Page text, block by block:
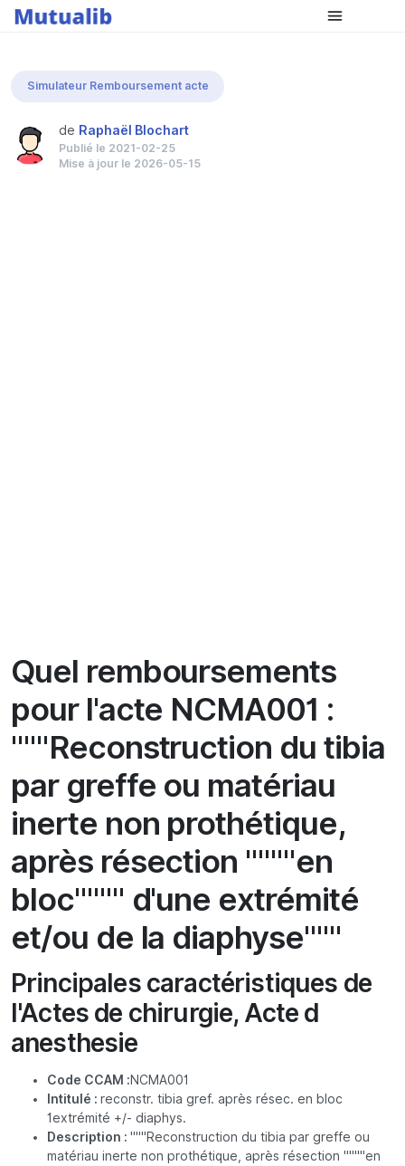
Comparer les mutuelles
Simulateur Remboursement acte
de Raphaël Blochart
Publié le 2021-02-25
Mise à jour le 2026-05-15
Quel remboursements
pour l'acte NCMA001 :
"""Reconstruction du tibia
par greffe ou matériau
inerte non prothétique,
après résection """"en
bloc"""" d'une extrémité
et/ou de la diaphyse"""
Principales caractéristiques de
l'Actes de chirurgie, Acte d
anesthesie
Code CCAM :NCMA001
Intitulé : reconstr. tibia gref. après résec. en bloc
1extrémité +/- diaphys.
Description : """Reconstruction du tibia par greffe ou
matériau inerte non prothétique, après résection """"en